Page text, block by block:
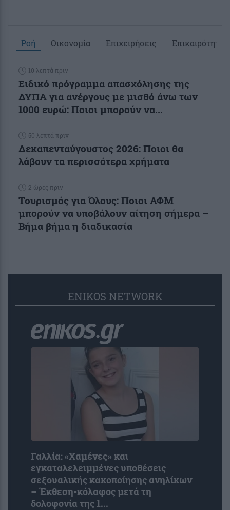
Ροή Οικονομία Επιχειρήσεις Επικαιρότητα
10 λεπτά πριν
Ειδικό πρόγραμμα απασχόλησης της
ΔΥΠΑ για ανέργους με μισθό άνω των
1000 ευρώ: Ποιοι μπορούν να...
50 λεπτά πριν
Δεκαπενταύγουστος 2026: Ποιοι θα
λάβουν τα περισσότερα χρήματα
2 ώρες πριν
Τουρισμός για Όλους: Ποιοι ΑΦΜ
μπορούν να υποβάλουν αίτηση σήμερα –
Βήμα βήμα η διαδικασία
ENIKOS NETWORK
Γαλλία: «Χαμένες» και
εγκαταλελειμμένες υποθέσεις
σεξουαλικής κακοποίησης ανηλίκων
– Έκθεση-κόλαφος μετά τη
δολοφονία της 1...